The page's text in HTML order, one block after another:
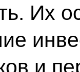
Их
и